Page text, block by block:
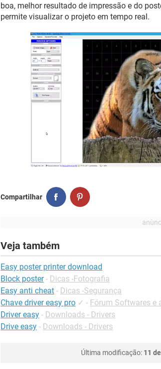
boa, melhor resultado de impressão e do
permite visualizar o projeto em tempo real.
Compartilhar
Veja também
Easy poster printer download
Block poster - Dicas -Fotografia
Easy anti cheat - Dicas -Segurança
Chave driver easy pro ✓ - Fórum Softwares e
Driver easy - Downloads - Drivers
Drive easy - Downloads - Drivers
Última modificação: 11